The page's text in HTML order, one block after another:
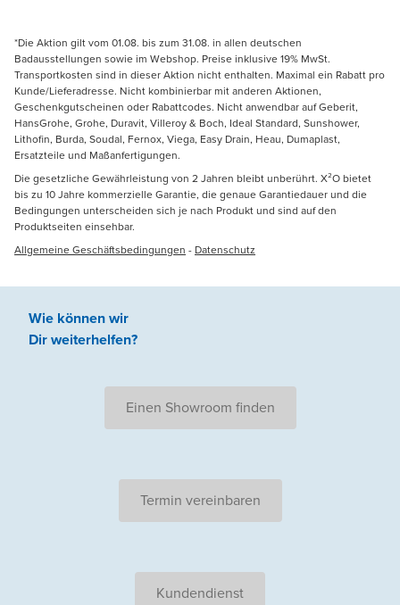
*Die Aktion gilt vom 01.08. bis zum 31.08. in allen deutschen
Badausstellungen sowie im Webshop. Preise inklusive 19% MwSt.
Transportkosten sind in dieser Aktion nicht enthalten. Maximal ein Rabatt pro
Kunde/Lieferadresse. Nicht kombinierbar mit anderen Aktionen,
Geschenkgutscheinen oder Rabattcodes. Nicht anwendbar auf Geberit,
HansGrohe, Grohe, Duravit, Villeroy & Boch, Ideal Standard, Sunshower,
Lithofin, Burda, Soudal, Fernox, Viega, Easy Drain, Heau, Dumaplast,
Ersatzteile und Maßanfertigungen.
Die gesetzliche Gewährleistung von 2 Jahren bleibt unberührt. X²O bietet
bis zu 10 Jahre kommerzielle Garantie, die genaue Garantiedauer und die
Bedingungen unterscheiden sich je nach Produkt und sind auf den
Produktseiten einsehbar.
Allgemeine Geschäftsbedingungen - Datenschutz
Wie können wir
Dir weiterhelfen?
Einen Showroom finden
Termin vereinbaren
Kundendienst